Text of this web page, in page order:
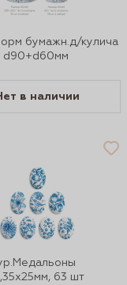
бумажн.д/кулича
в наличии
63 шт